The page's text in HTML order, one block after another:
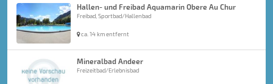
Hallen- und Freibad Aquamarin Obere Au Chur
Freibad, Sportbad/Hallenbad
ca. 14 km entfernt
Mineralbad Andeer
Freizeitbad/Erlebnisbad